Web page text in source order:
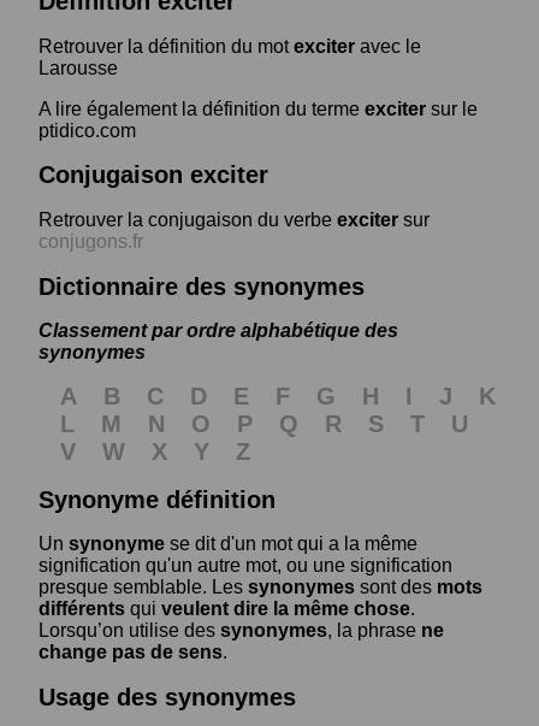
Retrouver la définition du motexciter avec le
Larousse
A lire également la définition du terme exciter sur le
ptidico.com
Conjugaison exciter
Retrouver la conjugaison du verbe exciter sur
conjugons.fr
Dictionnaire des synonymes
Classement par ordre alphabétique des
synonymes
A B C D E F G H I J
K
L
M N O P Q R S T
U
V
W X Y
Z
Synonyme définition
Un synonyme se dit d'un mot qui a la même
signification qu'un autre mot, ou une signification
presque semblable. Les synonymes sont des mots
différents qui veulent dire la même chose.
Lorsqu’on utilise des synonymes, la phrase ne
change pas de sens.
Usage des synonymes